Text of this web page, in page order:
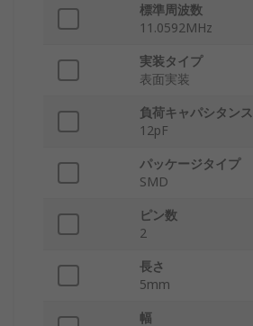
標準周波数
11.0592MHz
実装タイプ
表面実装
負荷キャパシタンス
12pF
パッケージタイプ
SMD
ピン数
2
長さ
5mm
幅